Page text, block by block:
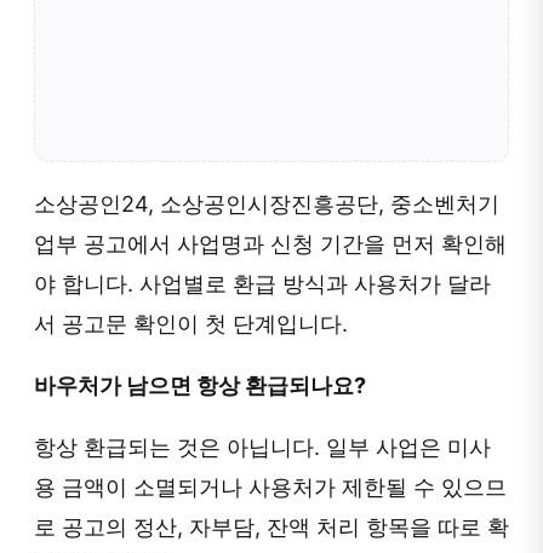
소상공인24, 소상공인시장진흥공단, 중소벤처기
업부 공고에서 사업명과 신청 기간을 먼저 확인해
야 합니다. 사업별로 환급 방식과 사용처가 달라
서 공고문 확인이 첫 단계입니다.
바우처가 남으면 항상 환급되나요?
항상 환급되는 것은 아닙니다. 일부 사업은 미사
용 금액이 소멸되거나 사용처가 제한될 수 있으므
로 공고의 정산, 자부담, 잔액 처리 항목을 따로 확